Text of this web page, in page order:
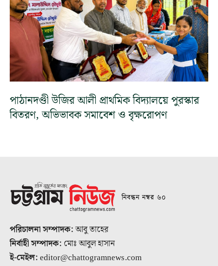
পাঠানদণ্ডী উজির আলী প্রাথমিক বিদ্যালয়ে পুরস্কার
বিতরণ, অভিভাবক সমাবেশ ও বৃক্ষরোপণ
নিবন্ধন নম্বর ৬০
পরিচালনা সম্পাদক:আবু তাহের
নির্বাহী সম্পাদক: মোঃ আবুল হাসান
ই-মেইল:editor@chattogramnews.com